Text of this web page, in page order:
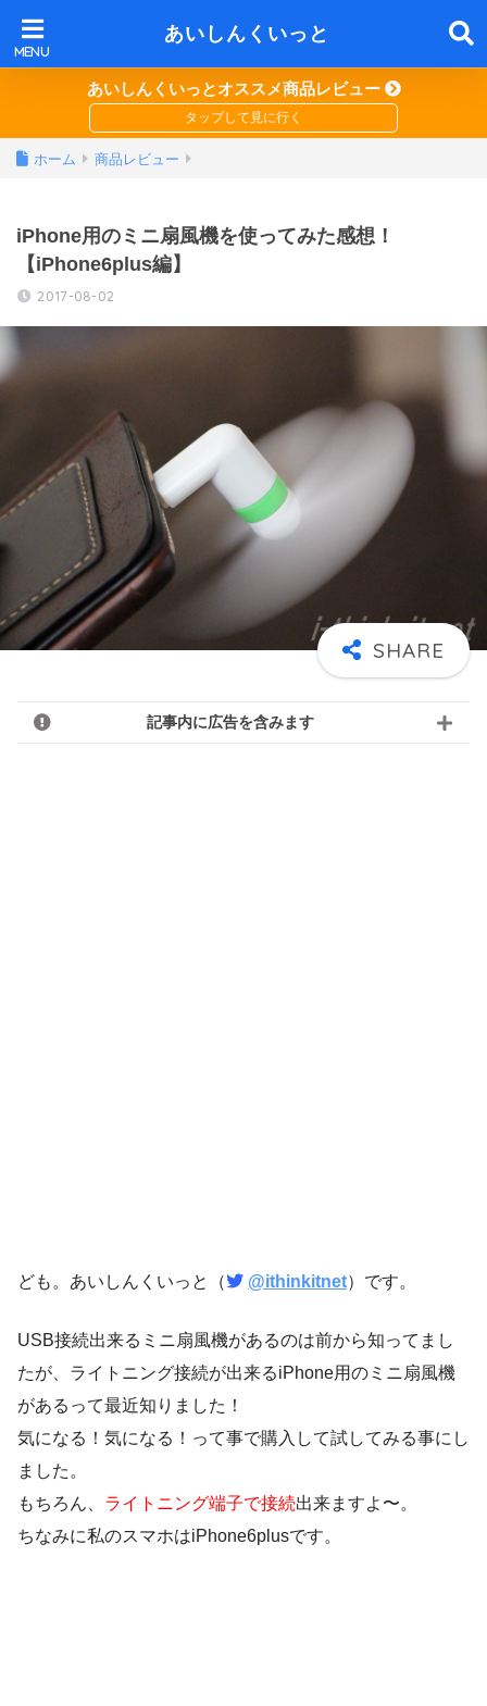
あいしんくいっと
あいしんくいっとオススメ商品レビュー
ホーム 商品レビュー
iPhone用のミニ扇風機を使ってみた感想！
【iPhone6plus編】
2017-08-02
記事内に広告を含みます
ども。あいしんくいっと（ @ithinkitnet）です。
USB接続出来るミニ扇風機があるのは前から知ってまし
たが、ライトニング接続が出来るiPhone用のミニ扇風機
があるって最近知りました！
気になる！気になる！って事で購入して試してみる事にし
ました。
もちろん、 ライトニング端子で接続出来ますよ〜。
ちなみに私のスマホはiPhone6plusです。